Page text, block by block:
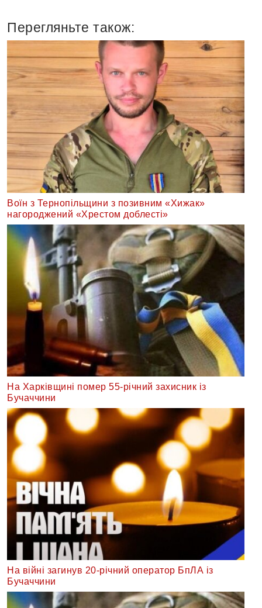
Перегляньте також:
Воїн з Тернопільщини з позивним «Хижак»
нагороджений «Хрестом доблесті»
На Харківщині помер 55-річний захисник із
Бучаччини
На війні загинув 20-річний оператор БпЛА із
Бучаччини